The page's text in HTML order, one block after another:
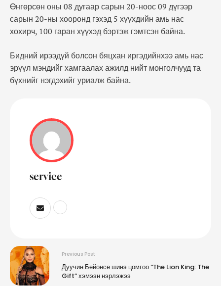
Өнгөрсөн оны 08 дугаар сарын 20-ноос 09 дүгээр
сарын 20-ны хооронд гэхэд 5 хүүхдийн амь нас
хохирч, 100 гаран хүүхэд бэртэж гэмтсэн байна.
Бидний ирээдүй болсон бяцхан иргэдийнхээ амь нас
эрүүл мэндийг хамгаалах ажилд нийт монголчууд та
бүхнийг нэгдэхийг уриалж байна.
service
Previous Post
Дуучин Бейонсе шинэ цомгоо “The Lion King: The
Gift” хэмээн нэрлэжээ